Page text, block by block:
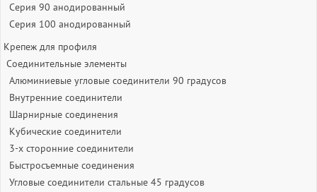
Серия 90 анодированный
Серия 100 анодированный
Крепеж для профиля
Соединительные элементы
Алюминиевые угловые соединители 90 градусов
Внутренние соединители
Шарнирные соединения
Кубические соединители
3-х сторонние соединители
Быстросъемные соединения
Угловые соединители стальные 45 градусов